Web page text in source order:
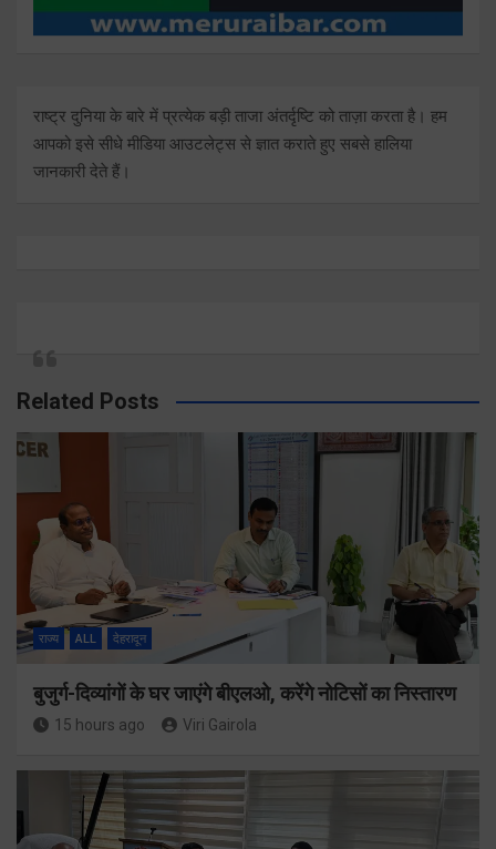
राष्ट्र दुनिया के बारे में प्रत्येक बड़ी ताजा अंतर्दृष्टि को ताज़ा करता है। हम
आपको इसे सीधे मीडिया आउटलेट्स से ज्ञात कराते हुए सबसे हालिया
जानकारी देते हैं।
Related Posts
राज्य ALL देहरादून
बुजुर्ग-दिव्यांगों के घर जाएंगे बीएलओ, करेंगे नोटिसों का निस्तारण
15 hours ago Viri Gairola